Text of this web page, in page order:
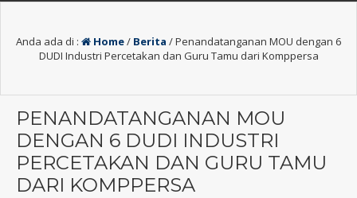
Anda ada di : Home/ Berita /Penandatanganan MOU dengan 6
DUDI Industri Percetakan dan Guru Tamu dari Komppersa
PENANDATANGANAN MOU
DENGAN 6 DUDI INDUSTRI
PERCETAKAN DAN GURU TAMU
DARI KOMPPERSA